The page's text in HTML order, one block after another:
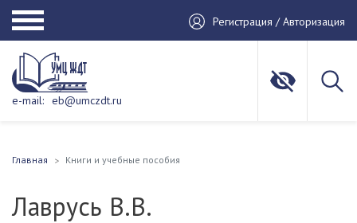
Регистрация / Авторизация
e-mail: eb@umczdt.ru
Главная Книги и учебные пособия
Лаврусь В.В.